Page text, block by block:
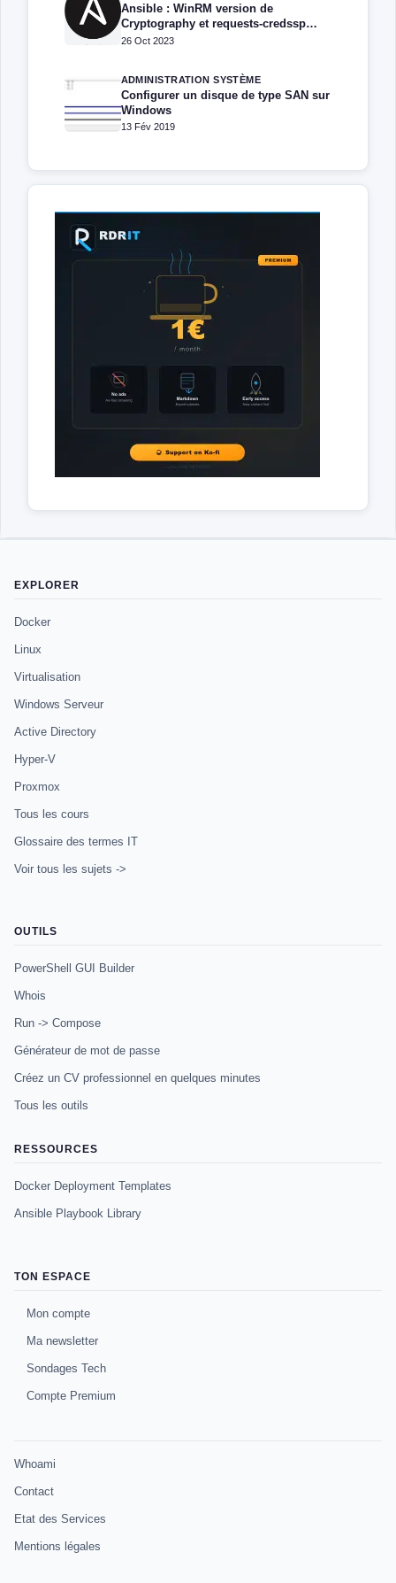
Ansible : WinRM version de
Cryptography et requests-credssp
compatible avec Windows
26 Oct 2023
ADMINISTRATION SYSTÈME
Configurer un disque de type SAN sur
Windows
13 Fév 2019
EXPLORER
Docker
Linux
Virtualisation
Windows Serveur
Active Directory
Hyper-V
Proxmox
Tous les cours
Glossaire des termes IT
Voir tous les sujets ->
OUTILS
PowerShell GUI Builder
Whois
Run -> Compose
Générateur de mot de passe
Créez un CV professionnel en quelques minutes
Tous les outils
RESSOURCES
Docker Deployment Templates
Ansible Playbook Library
TON ESPACE
Mon compte
Ma newsletter
Sondages Tech
Compte Premium
Whoami
Contact
Etat des Services
Mentions légales